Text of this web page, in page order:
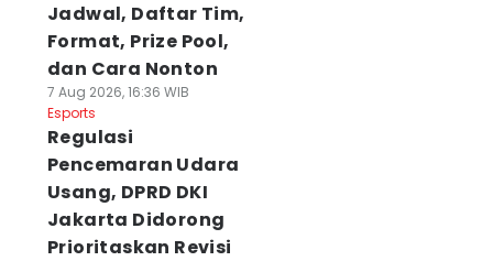
Jadwal, Daftar Tim,
Format, Prize Pool,
dan Cara Nonton
7 Aug 2026, 16:36 WIB
Esports
Regulasi
Pencemaran Udara
Usang, DPRD DKI
Jakarta Didorong
Prioritaskan Revisi